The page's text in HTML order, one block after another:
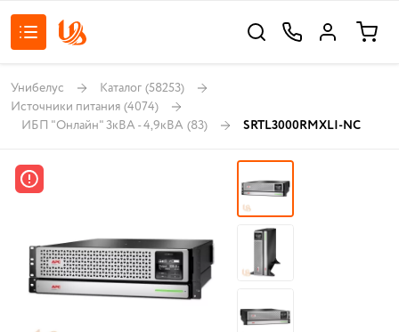
Унибелус Каталог (58253)
Источники питания (4074)
ИБП "Онлайн" 3кВА - 4,9кВА (83) SRTL3000RMXLI-NC